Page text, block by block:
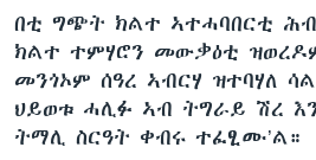
በቲ ግጭት ክልተ ኣተሓባበርቲ
ክልተ ተምሃሮን መውቃዕቲ
መንጎኦም ሰዓረ ኣብርሃ ዝተባሃለ
ህይወቱ ሓሊፉ ኣብ ትግራይ ሽረ
ትማሊ ስርዓት ቀብሩ ተፈፂሙ’ል።